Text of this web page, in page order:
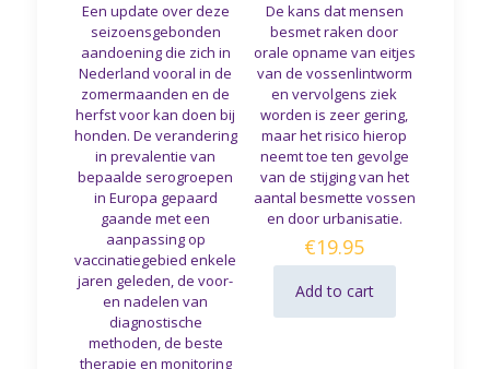
Een update over deze
seizoensgebonden
aandoening die zich in
Nederland vooral in de
zomermaanden en de
herfst voor kan doen bij
honden. De verandering
in prevalentie van
bepaalde serogroepen
in Europa gepaard
gaande met een
aanpassing op
vaccinatiegebied enkele
jaren geleden, de voor-
en nadelen van
diagnostische
methoden, de beste
therapie en monitoring
De kans dat mensen
besmet raken door
orale opname van eitjes
van de vossenlintworm
en vervolgens ziek
worden is zeer gering,
maar het risico hierop
neemt toe ten gevolge
van de stijging van het
aantal besmette vossen
en door urbanisatie.
€19.95
Add to cart